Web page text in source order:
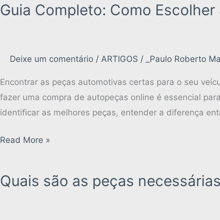
Guia Completo: Como
Deixe um comentário / ARTIGOS / _Paulo Roberto
Encontrar as peças automotivas certas para o seu
fazer uma compra de autopeças online é essencial
identificar as melhores peças, entender a diferença
Read More »
Quais são as peças
Quais